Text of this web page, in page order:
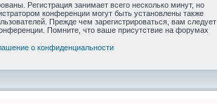
Регистрация занимает всего несколько минут, но
конференции могут быть установлены также
Прежде чем зарегистрироваться, вам следует
Помните, что ваше присутствие на форумах
о конфиденциальности